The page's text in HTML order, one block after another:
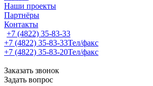
Наши проекты
Партнёры
Контакты
+7 (4822) 35-83-33
+7 (4822) 35-83-33Тел/факс
+7 (4822) 35-83-20Тел/факс
Заказать звонок
Задать вопрос